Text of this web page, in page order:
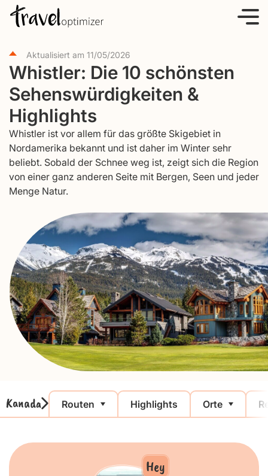
Aktualisiert am 11/05/2026
Whistler: Die 10 schönsten
Sehenswürdigkeiten &
Highlights
Whistler ist vor allem für das größte Skigebiet in
Nordamerika bekannt und ist daher im Winter sehr
beliebt. Sobald der Schnee weg ist, zeigt sich die Region
von einer ganz anderen Seite mit Bergen, Seen und jeder
Menge Natur.
Kanada Routen Highlights Orte
Hey